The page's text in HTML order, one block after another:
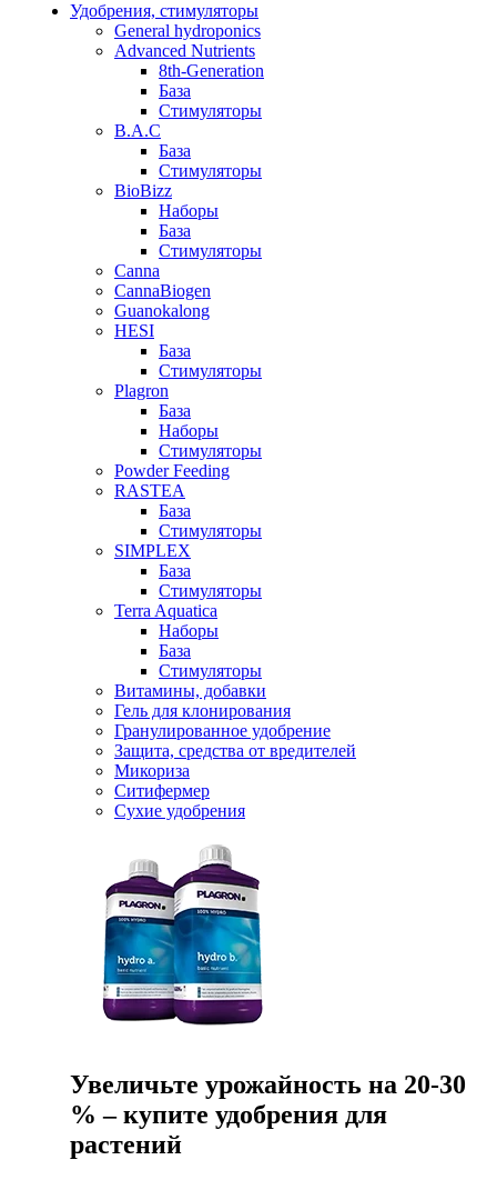
Удобрения, стимуляторы
General hydroponics
Advanced Nutrients
8th-Generation
База
Стимуляторы
B.A.C
База
Стимуляторы
BioBizz
Наборы
База
Стимуляторы
Canna
CannaBiogen
Guanokalong
HESI
База
Стимуляторы
Plagron
База
Наборы
Стимуляторы
Powder Feeding
RASTEA
База
Стимуляторы
SIMPLEX
База
Стимуляторы
Terra Aquatica
Наборы
База
Стимуляторы
Витамины, добавки
Гель для клонирования
Гранулированное удобрение
Защита, средства от вредителей
Микориза
Ситифермер
Сухие удобрения
Увеличьте урожайность на 20-30
% – купите удобрения для
растений